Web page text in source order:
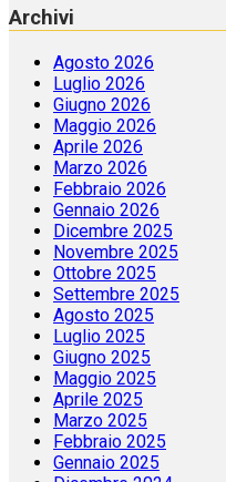
Italia
Archivi
Agosto 2026
Luglio 2026
Giugno 2026
Maggio 2026
Aprile 2026
Marzo 2026
Febbraio 2026
Gennaio 2026
Dicembre 2025
Novembre 2025
Ottobre 2025
Settembre 2025
Agosto 2025
Luglio 2025
Giugno 2025
Maggio 2025
Aprile 2025
Marzo 2025